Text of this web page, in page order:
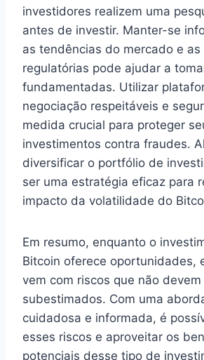
investidores realizem uma
antes de investir. Manter-se
as tendências do mercado e as
regulatórias pode ajudar a
fundamentadas. Utilizar
negociação respeitáveis e
medida crucial para proteger
investimentos contra fraudes.
diversificar o portfólio de
ser uma estratégia eficaz para
impacto da volatilidade do
Em resumo, enquanto o
Bitcoin oferece oportunidades,
vem com riscos que não devem
subestimados. Com uma
cuidadosa e informada, é
esses riscos e aproveitar os
potenciais desse tipo de